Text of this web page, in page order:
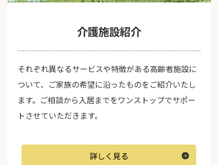
介護施設紹介
それぞれ異なるサービスや特徴がある高齢者施設に
ついて、ご家族の希望に沿ったものをご紹介いたし
ます。ご相談から入居までをワンストップでサポー
トさせていただきます。
詳しく見る